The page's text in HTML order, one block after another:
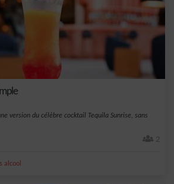
version du célèbre cocktail Tequila Sunrise, sans
2
alcool